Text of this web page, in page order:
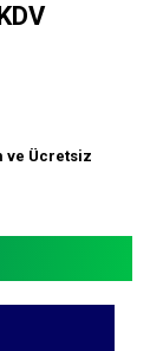
ve Ücretsiz